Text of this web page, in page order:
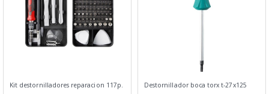
Kit destornilladores reparacion 117p. Destornillador boca torx t-27x125